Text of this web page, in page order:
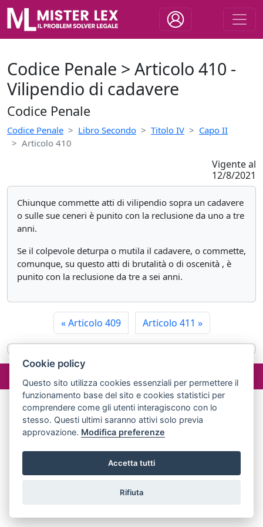
Codice Penale > Articolo 410 -
Vilipendio di cadavere
Codice Penale
Codice Penale Libro Secondo Titolo IV
Capo II
Articolo 410
Vigente al
12/8/2021
Chiunque commette atti di vilipendio sopra un cadavere
o sulle sue ceneri è punito con la reclusione da uno a tre
anni.
Se il colpevole deturpa o mutila il cadavere, o commette,
comunque, su questo atti di brutalità o di oscenità , è
punito con la reclusione da tre a sei anni.
«Articolo 409 Articolo 411 »
©2024 misterlex.it -
02029690472
Cookie policy
Questo sito utilizza cookies essenziali per permettere il
funzionamento base del sito e cookies statistici per
comprendere come gli utenti interagiscono con lo
stesso. Questi ultimi saranno attivi solo previa
approvazione. Modifica preferenze
Accetta tutti
Rifiuta